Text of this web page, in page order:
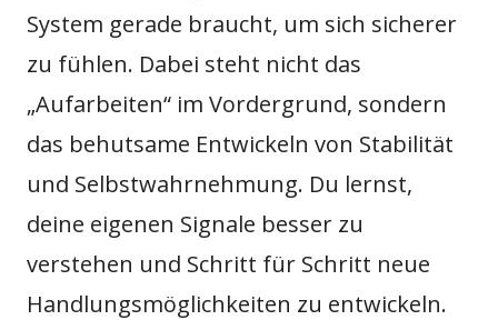
System gerade braucht, um sich sicherer
zu fühlen. Dabei steht nicht das
„Aufarbeiten“ im Vordergrund, sondern
das behutsame Entwickeln von Stabilität
und Selbstwahrnehmung. Du lernst,
deine eigenen Signale besser zu
verstehen und Schritt für Schritt neue
Handlungsmöglichkeiten zu entwickeln.